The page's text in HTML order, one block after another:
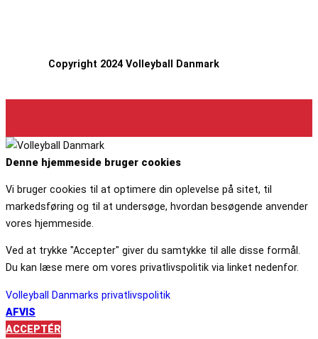
Copyright 2024 Volleyball Danmark
Denne hjemmeside bruger cookies
Vi bruger cookies til at optimere din oplevelse på sitet, til
markedsføring og til at undersøge, hvordan besøgende anvender
vores hjemmeside.
Ved at trykke "Accepter" giver du samtykke til alle disse formål.
Du kan læse mere om vores privatlivspolitik via linket nedenfor.
Volleyball Danmarks privatlivspolitik
AFVIS
ACCEPTÉR